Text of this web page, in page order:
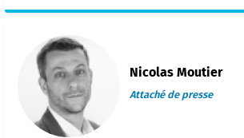
Nicolas Moutier
Attaché de presse